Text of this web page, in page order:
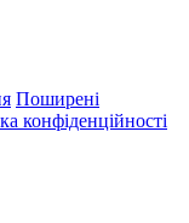
Поширені
конфіденційності